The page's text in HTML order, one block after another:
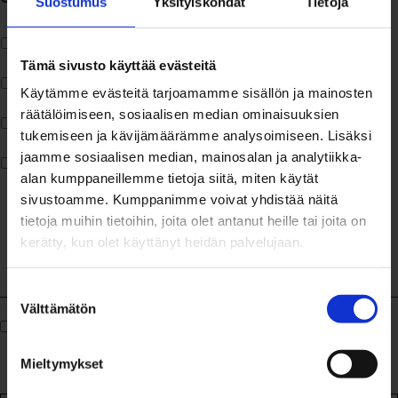
Tämä sivusto käyttää evästeitä
Käytämme evästeitä tarjoamamme sisällön ja mainosten
räätälöimiseen, sosiaalisen median ominaisuuksien
tukemiseen ja kävijämäärämme analysoimiseen. Lisäksi
jaamme sosiaalisen median, mainosalan ja analytiikka-
alan kumppaneillemme tietoja siitä, miten käytät
sivustoamme. Kumppanimme voivat yhdistää näitä
tietoja muihin tietoihin, joita olet antanut heille tai joita on
kerätty, kun olet käyttänyt heidän palvelujaan.
valinta
Välttämätön
Mieltymykset
Row house
Semidetached house
More
information
Tietosuoja